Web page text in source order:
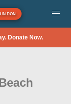
DON
Donate Now.